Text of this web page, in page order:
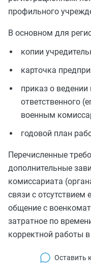
профильного
В основном для
копии
карточка
приказ о ведении
ответственного
военным
годовой план
Перечисленные
дополнительные
комиссариата
связи с отсутствием
общение с
затратное по
корректной работы
Оставить